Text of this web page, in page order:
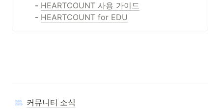
- HEARTCOUNT 사용 가이드
- HEARTCOUNT for EDU
커뮤니티 소식